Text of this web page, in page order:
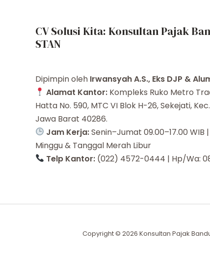
CV Solusi Kita: Konsultan Pajak
STAN
Dipimpin oleh Irwansyah A.S., Eks DJP &
Alamat Kantor: Kompleks Ruko Metro
Hatta No. 590, MTC VI Blok H-26, Sekejati,
Jawa Barat 40286.
Jam Kerja:Senin–Jumat 09.00–17.00 WIB
Minggu & Tanggal Merah Libur
Telp Kantor: (022) 4572-0444 | Hp/Wa:
Copyright © 2026 Konsultan Pajak